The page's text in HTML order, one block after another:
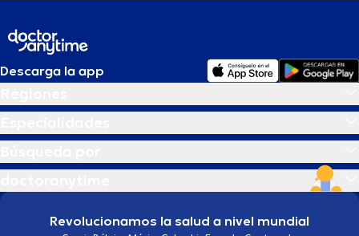
Descarga la app
Revolucionamos la salud a nivel mundial